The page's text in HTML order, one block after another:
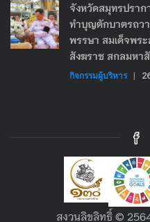
จังหวัดสมุทรปรา
ทำบุญตักบาตรถว
พรรษา สมเด็จพร
สังฆราช สกลมหา
กิจกรรมผู้บริหาร |
สงวนลิขลิทธิ์ ©